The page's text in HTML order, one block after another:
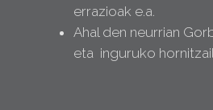
errazioak e.a.
Ahal den neurrian
eta inguruko